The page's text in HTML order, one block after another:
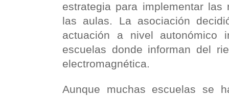
estrategia para implementar las
las aulas. La asociación
actuación a nivel autonómico
escuelas donde informan del
electromagnética.
Aunque muchas escuelas se